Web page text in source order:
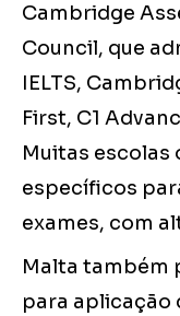
Cambridge
Council, que
IELTS,
First, C1
Muitas
específicos
exames, com
Malta também
para aplicação